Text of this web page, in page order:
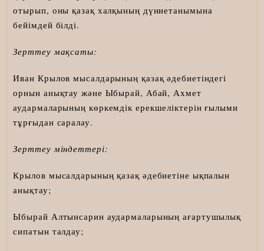
отырып, оны қазақ халқының дүниетанымына
бейімдей білді.
Зерттеу мақсаты:
Иван Крылов мысалдарының қазақ әдебиетіндегі
орнын анықтау және Ыбырай, Абай, Ахмет
аудармаларының көркемдік ерекшеліктерін ғылыми
тұрғыдан саралау.
Зерттеу міндеттері:
Крылов мысалдарының қазақ әдебиетіне ықпалын
анықтау;
Ыбырай Алтынсарин аудармаларының ағартушылық
сипатын талдау;